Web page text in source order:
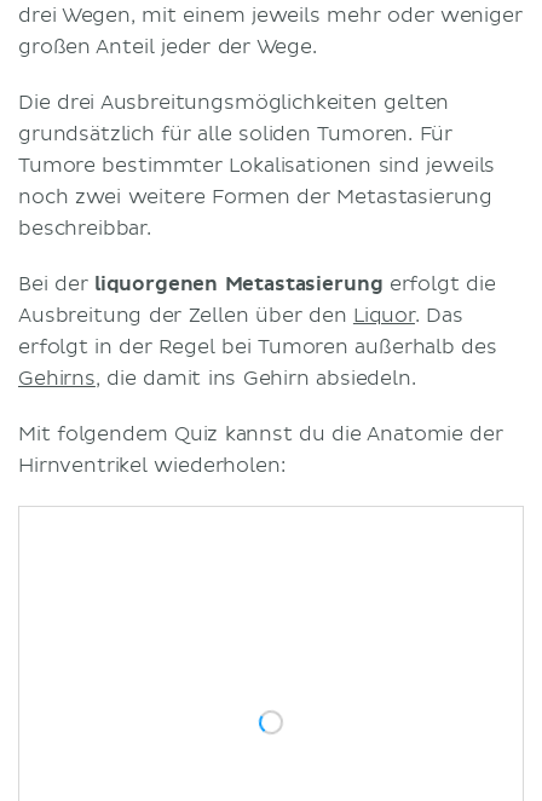
drei Wegen, mit einem jeweils mehr oder weniger
großen Anteil jeder der Wege.
Die drei Ausbreitungsmöglichkeiten gelten
grundsätzlich für alle soliden Tumoren. Für
Tumore bestimmter Lokalisationen sind jeweils
noch zwei weitere Formen der Metastasierung
beschreibbar.
Bei der liquorgenen Metastasierung erfolgt die
Ausbreitung der Zellen über den Liquor. Das
erfolgt in der Regel bei Tumoren außerhalb des
Gehirns, die damit ins Gehirn absiedeln.
Mit folgendem Quiz kannst du die Anatomie der
Hirnventrikel wiederholen: